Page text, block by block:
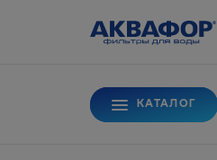
КАТАЛОГ